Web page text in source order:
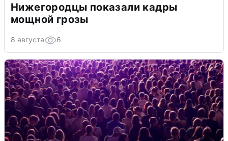
Нижегородцы показали кадры
мощной грозы
8 августа 6